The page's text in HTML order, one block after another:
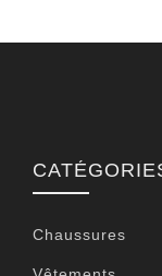
Chaussures